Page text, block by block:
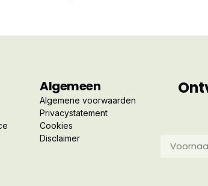
Algemeen
Algemene voorwaarden
Privacystatement
Cookies
Disclaimer